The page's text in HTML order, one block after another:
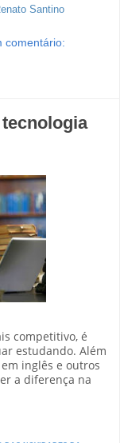
Santino
comentário:
competitivo, é
estudando. Além
inglês e outros
a diferença na